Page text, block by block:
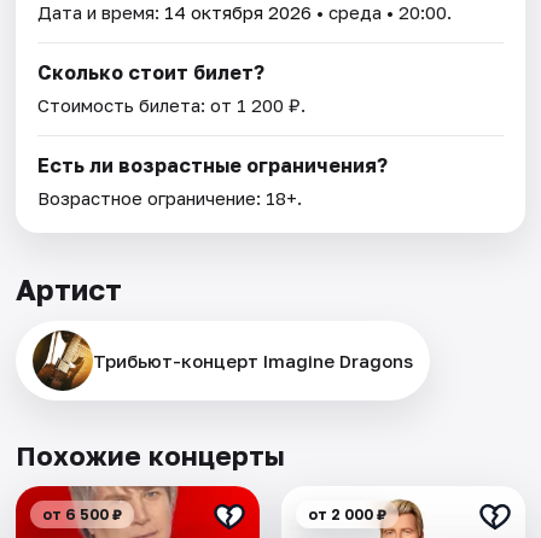
Дата и время: 14 октября 2026 • среда • 20:00.
Сколько стоит билет?
Стоимость билета: от 1 200 ₽.
Есть ли возрастные ограничения?
Возрастное ограничение: 18+.
Артист
Трибьют-концерт Imagine Dragons
Похожие концерты
от 6 500 ₽ от 2 000 ₽